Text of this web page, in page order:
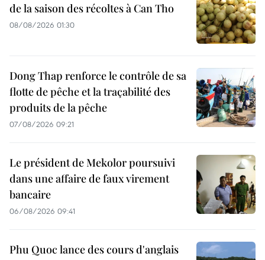
de la saison des récoltes à Can Tho
08/08/2026 01:30
Dong Thap renforce le contrôle de sa
flotte de pêche et la traçabilité des
produits de la pêche
07/08/2026 09:21
Le président de Mekolor poursuivi
dans une affaire de faux virement
bancaire
06/08/2026 09:41
Phu Quoc lance des cours d'anglais